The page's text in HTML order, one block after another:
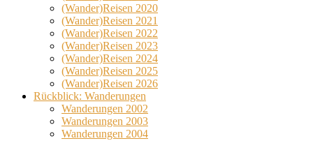
(Wander)Reisen 2020
(Wander)Reisen 2021
(Wander)Reisen 2022
(Wander)Reisen 2023
(Wander)Reisen 2024
(Wander)Reisen 2025
(Wander)Reisen 2026
Rückblick: Wanderungen
Wanderungen 2002
Wanderungen 2003
Wanderungen 2004